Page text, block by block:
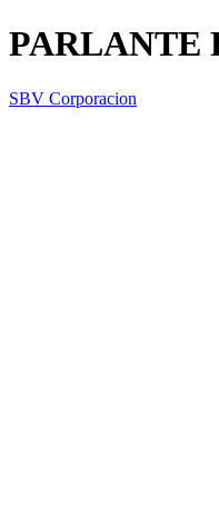
PARLANTE
SBV Corporacion